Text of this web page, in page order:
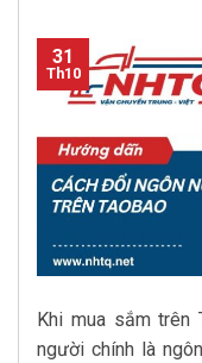
31
Th10
Khi mua sắm trên
người chính là